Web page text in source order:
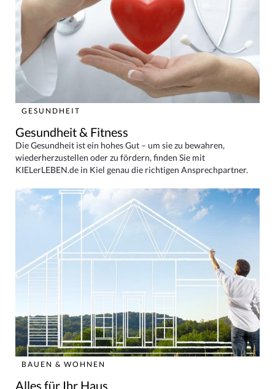
GESUNDHEIT
Gesundheit & Fitness
Die Gesundheit ist ein hohes Gut – um sie zu bewahren,
wiederherzustellen oder zu fördern, finden Sie mit
KIELerLEBEN.de in Kiel genau die richtigen Ansprechpartner.
BAUEN & WOHNEN
Alles für Ihr Haus